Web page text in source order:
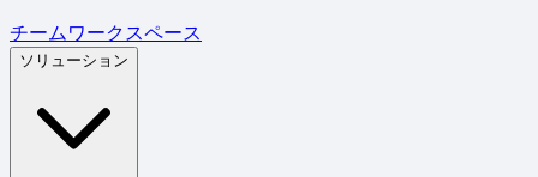
チームワークスペース
ソリューション